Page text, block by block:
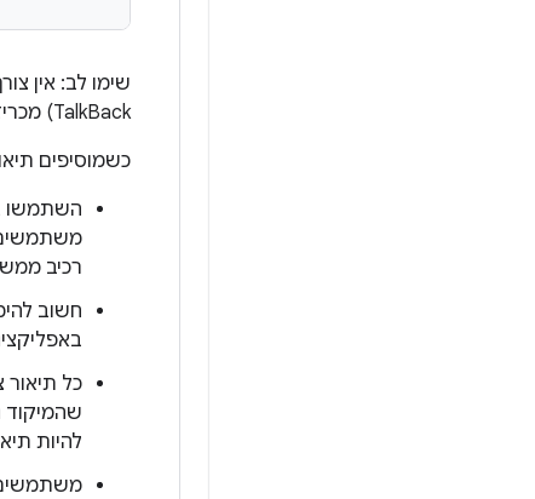
שימו לב: אין
TalkBack) מכריזים אוטומטית על הטקסט עצמו.
כשמוסיפים
השתמשו
רכיב
חשוב
כל
שהמיקוד
להיות